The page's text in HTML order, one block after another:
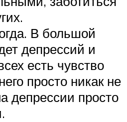
В большой
депрессий и
есть чувство
просто никак не
депрессии просто